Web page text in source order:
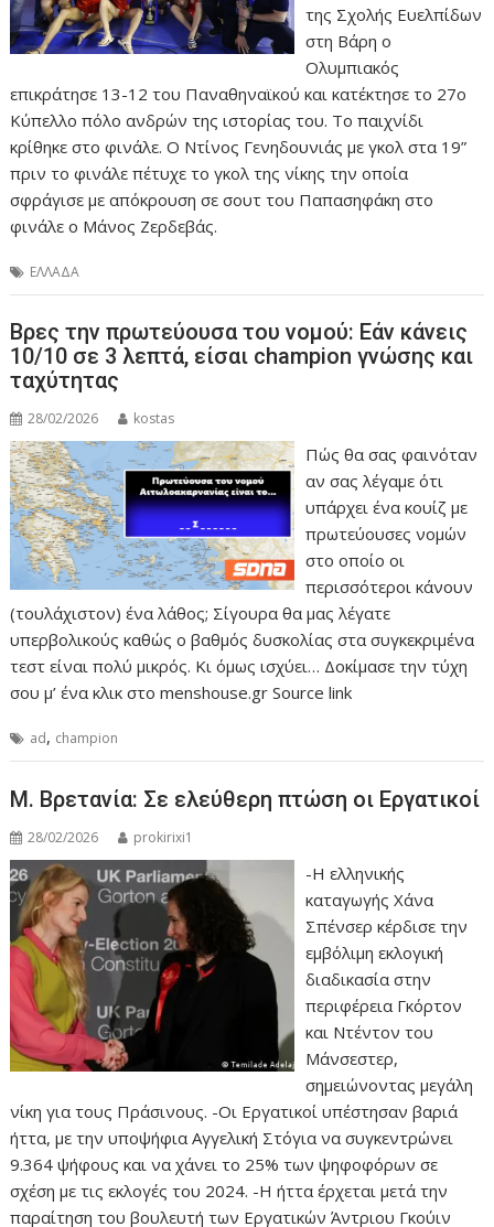
της Σχολής Ευελπίδων
στη Βάρη ο
Ολυμπιακός
επικράτησε 13-12 του Παναθηναϊκού και κατέκτησε το 27ο
Κύπελλο πόλο ανδρών της ιστορίας του. Το παιχνίδι
κρίθηκε στο φινάλε. Ο Ντίνος Γενηδουνιάς με γκολ στα 19”
πριν το φινάλε πέτυχε το γκολ της νίκης την οποία
σφράγισε με απόκρουση σε σουτ του Παπασηφάκη στο
φινάλε ο Μάνος Ζερδεβάς.
ΕΛΛΑΔΑ
Βρες την πρωτεύουσα του νομού: Εάν κάνεις
10/10 σε 3 λεπτά, είσαι champion γνώσης και
ταχύτητας
28/02/2026 kostas
Πώς θα σας φαινόταν
αν σας λέγαμε ότι
υπάρχει ένα κουίζ με
πρωτεύουσες νομών
στο οποίο οι
περισσότεροι κάνουν
(τουλάχιστον) ένα λάθος; Σίγουρα θα μας λέγατε
υπερβολικούς καθώς ο βαθμός δυσκολίας στα συγκεκριμένα
τεστ είναι πολύ μικρός. Κι όμως ισχύει… Δοκίμασε την τύχη
σου μ’ ένα κλικ στο menshouse.gr Source link
ad, champion
Μ. Βρετανία: Σε ελεύθερη πτώση οι Εργατικοί
28/02/2026 prokirixi1
-Η ελληνικής
καταγωγής Χάνα
Σπένσερ κέρδισε την
εμβόλιμη εκλογική
διαδικασία στην
περιφέρεια Γκόρτον
και Ντέντον του
Μάνσεστερ,
σημειώνοντας μεγάλη
νίκη για τους Πράσινους. -Οι Εργατικοί υπέστησαν βαριά
ήττα, με την υποψήφια Αγγελική Στόγια να συγκεντρώνει
9.364 ψήφους και να χάνει το 25% των ψηφοφόρων σε
σχέση με τις εκλογές του 2024. -Η ήττα έρχεται μετά την
παραίτηση του βουλευτή των Εργατικών Άντριου Γκούιν